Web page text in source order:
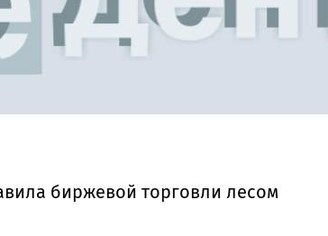
биржевой торговли лесом